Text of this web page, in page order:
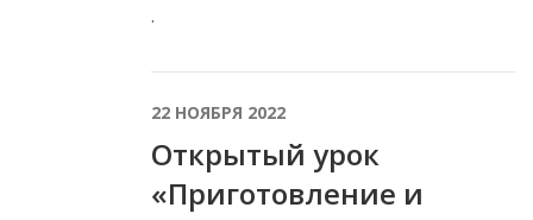
.
22 НОЯБРЯ 2022
Открытый урок
«Приготовление и